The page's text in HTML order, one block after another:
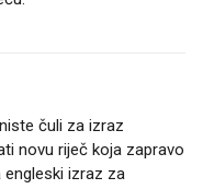
čuli za izraz
novu riječ koja zapravo
izraz za